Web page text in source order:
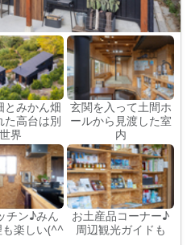
とみかん畑
た高台は別
世界
玄関を入って土間ホ
ールから見渡した室
内
チン♪みん
も楽しい(^^
お土産品コーナー♪
周辺観光ガイドも